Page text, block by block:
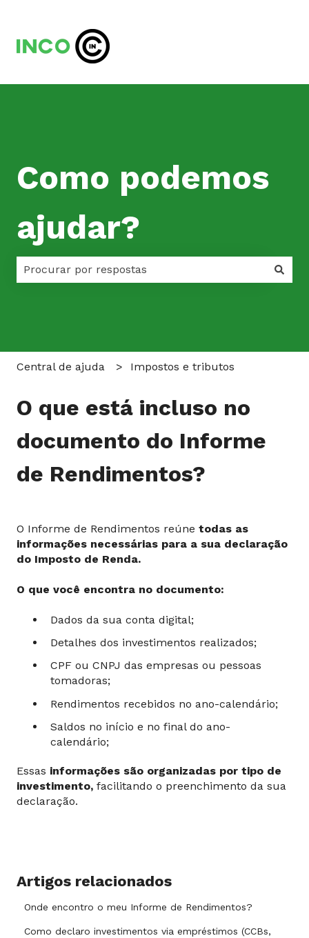
Como podemos
ajudar?
Central de ajuda Impostos e tributos
O que está incluso no
documento do Informe
de Rendimentos?
O Informe de Rendimentos reúne todas as
informações necessárias para a sua declaração
do Imposto de Renda.
O que você encontra no documento:
Dados da sua conta digital;
Detalhes dos investimentos realizados;
CPF ou CNPJ das empresas ou pessoas
tomadoras;
Rendimentos recebidos no ano-calendário;
Saldos no início e no final do ano-
calendário;
Essas informações são organizadas por tipo de
investimento, facilitando o preenchimento da sua
declaração.
Artigos relacionados
Onde encontro o meu Informe de Rendimentos?
Como declaro investimentos via empréstimos (CCBs,